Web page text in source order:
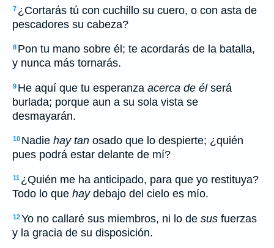
7 ¿Cortarás tú con cuchillo su cuero, o con asta de
pescadores su cabeza?
8 Pon tu mano sobre él; te acordarás de la batalla,
y nunca más tornarás.
9 He aquí que tu esperanza acerca de élserá
burlada; porque aun a su sola vista se
desmayarán.
10 Nadie hay tan osado que lo despierte; ¿quién
pues podrá estar delante de mí?
11 ¿Quién me ha anticipado, para que yo restituya?
Todo lo que haydebajo del cielo es mío.
12Yo no callaré sus miembros, ni lo de sus fuerzas
y la gracia de su disposición.